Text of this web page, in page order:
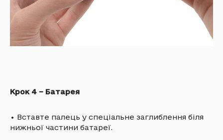
Крок 4 – Батарея
• Вставте палець у спеціальне заглиблення біля
нижньої частини батареї.